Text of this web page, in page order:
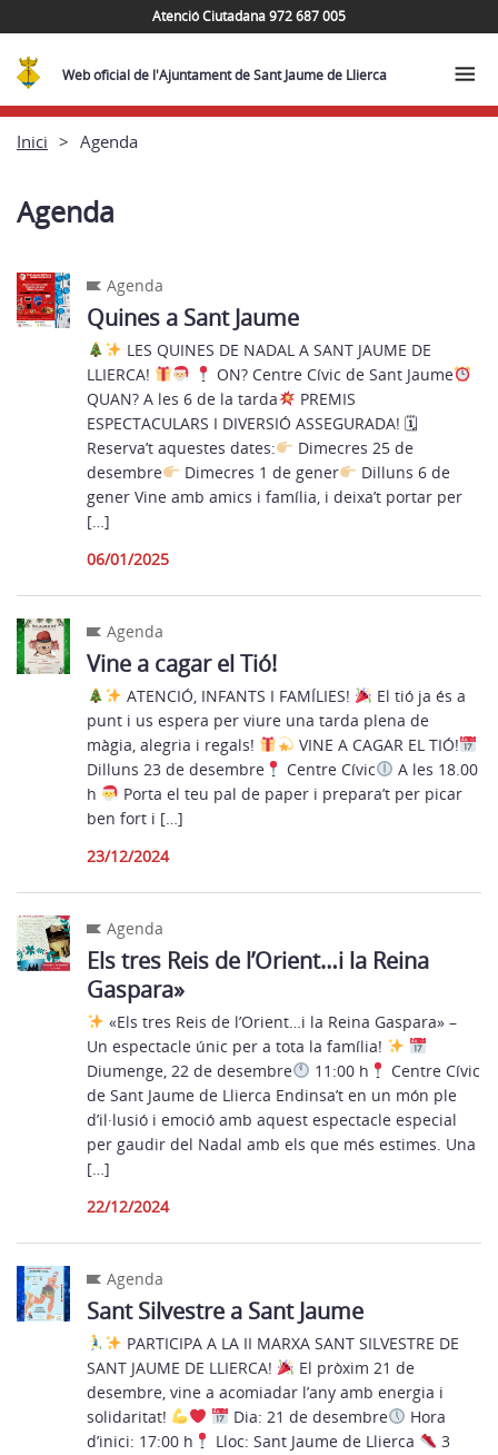
Atenció Ciutadana 972 687 005
Web oficial de l'Ajuntament de Sant Jaume de Llierca
Inici Agenda
Agenda
Agenda
Quines a Sant Jaume
LES QUINES DE NADAL A SANT JAUME DE
LLIERCA!
ON? Centre Cívic de Sant Jaume
QUAN? A les 6 de la tarda
PREMIS
ESPECTACULARS I DIVERSIÓ ASSEGURADA! 🗓
Reserva’t aquestes dates:
Dimecres 25 de
desembre
Dimecres 1 de gener
Dilluns 6 de
gener Vine amb amics i família, i deixa’t portar per
[…]
06/01/2025
Agenda
Vine a cagar el Tió!
ATENCIÓ, INFANTS I FAMÍLIES!
El tió ja és a
punt i us espera per viure una tarda plena de
màgia, alegria i regals!
VINE A CAGAR EL TIÓ!
Dilluns 23 de desembre
Centre Cívic
A les 18.00
h
Porta el teu pal de paper i prepara’t per picar
ben fort i […]
23/12/2024
Agenda
Els tres Reis de l’Orient…i la Reina
Gaspara»
«Els tres Reis de l’Orient…i la Reina Gaspara» –
Un espectacle únic per a tota la família!
Diumenge, 22 de desembre
11:00 h
Centre Cívic
de Sant Jaume de Llierca Endinsa’t en un món ple
d’il·lusió i emoció amb aquest espectacle especial
per gaudir del Nadal amb els que més estimes. Una
[…]
22/12/2024
Agenda
Sant Silvestre a Sant Jaume
PARTICIPA A LA II MARXA SANT SILVESTRE DE
SANT JAUME DE LLIERCA!
El pròxim 21 de
desembre, vine a acomiadar l’any amb energia i
solidaritat!
Dia: 21 de desembre
Hora
d’inici: 17:00 h
Lloc: Sant Jaume de Llierca
3